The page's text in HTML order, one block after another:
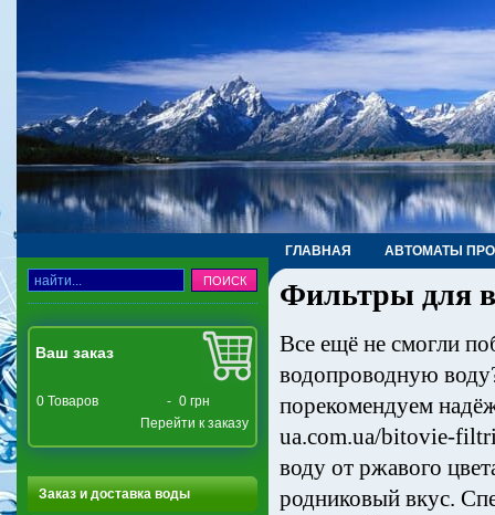
ГЛАВНАЯ АВТОМАТЫ
ТРУБЫ, ФИТИНГИ, КРАНЫ
Ваш заказ
0 Товаров - 0 грн
Перейти к заказу
Заказ и доставка воды
Фильтры для
Все ещё не смогли
водопроводную
порекомендуем
ua.com.ua/bitovie-
воду от ржавого
родниковый вкус.